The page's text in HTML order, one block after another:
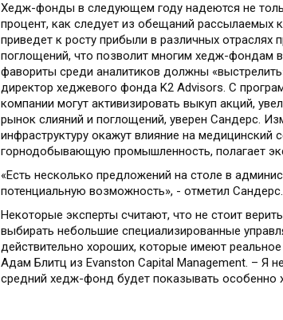
Хедж-фонды в следующем году надеются не
процент, как следует из обещаний рассылаемых
приведет к росту прибыли в различных
поглощений, что позволит многим хедж-фондам
фавориты среди аналитиков должны
директор хеджевого фонда K2 Advisors. С
компании могут активизировать выкуп акций,
рынок слияний и поглощений, уверен Сандерс.
инфраструктуру окажут влияние на медицинский
горнодобывающую промышленность, полагает
«Есть несколько предложений на столе в
потенциальную возможность», - отметил Сандерс.
Некоторые эксперты считают, что не стоит
выбирать небольшие специализированные
действительно хороших, которые имеют
Адам Блитц из Evanston Capital Management. – Я
средний хедж-фонд будет показывать особенно